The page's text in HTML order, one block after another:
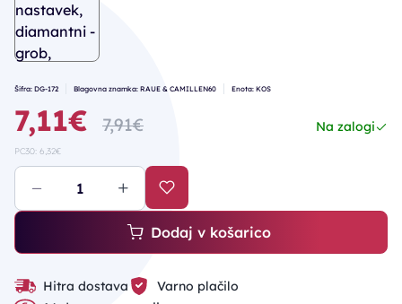
Šifra: DG-172 Blagovna znamka: RAUE & CAMILLEN60 Enota: KOS
7,11€ 7,91€ Na zalogi
PC30: 6,32€
Dodaj v košarico
Hitra dostava
Varno plačilo